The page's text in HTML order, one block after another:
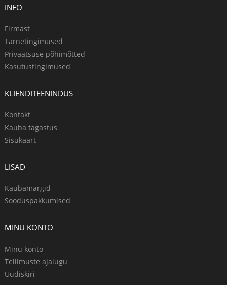
INFO
Firmast
Tarnetingimused
Privaatsuse põhimõtted
Kasutustingimused
KLIENDITEENINDUS
Kontakt
Kauba tagastus
Sisukaart
LISAD
Kaubamärgid
Sooduspakkumised
MINU KONTO
Minu konto
Tellimuste ajalugu
Uudiskiri